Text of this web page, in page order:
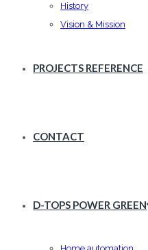
History
Vision & Mission
PROJECTS REFERENCE
CONTACT
D-TOPS POWER GREEN